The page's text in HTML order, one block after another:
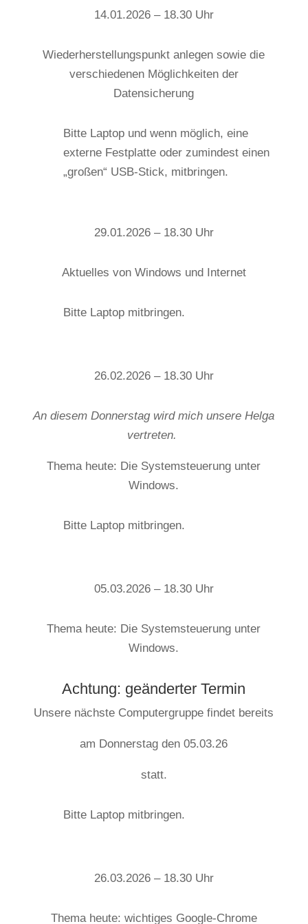
14.01.2026 – 18.30 Uhr
Wiederherstellungspunkt anlegen sowie die
verschiedenen Möglichkeiten der
Datensicherung
Bitte Laptop und wenn möglich, eine
externe Festplatte oder zumindest einen
„großen“ USB-Stick, mitbringen.
29.01.2026 – 18.30 Uhr
Aktuelles von Windows und Internet
Bitte Laptop mitbringen.
26.02.2026 – 18.30 Uhr
An diesem Donnerstag wird mich unsere Helga
vertreten.
Thema heute: Die Systemsteuerung unter
Windows.
Bitte Laptop mitbringen.
05.03.2026 – 18.30 Uhr
Thema heute: Die Systemsteuerung unter
Windows.
Achtung: geänderter Termin
Unsere nächste Computergruppe findet bereits
am Donnerstag den 05.03.26
statt.
Bitte Laptop mitbringen.
26.03.2026 – 18.30 Uhr
Thema heute: wichtiges Google-Chrome